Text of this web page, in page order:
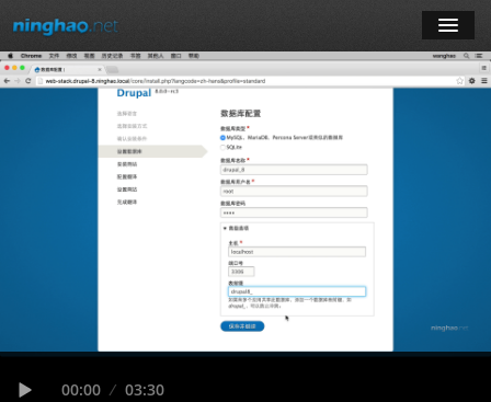
学习
订阅课程
Seek
Current
00:00 Duration
03:30